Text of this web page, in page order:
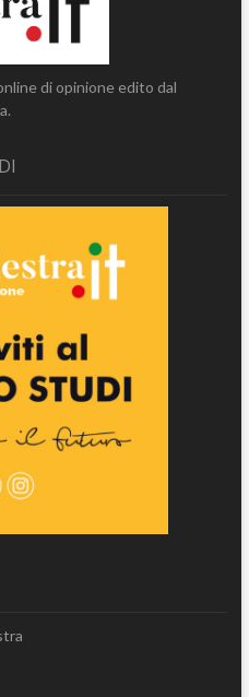
di opinione edito dal